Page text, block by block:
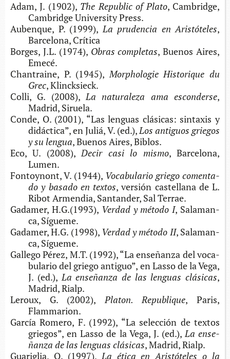
Adam, J. (1902), The Repu­blic of Plato, Cam­brid­ge,
Cam­brid­ge Uni­ver­sity Press.
Auben­que, P. (1999),La pru­den­cia en Aristóteles,
Bar­ce­lo­na, Crítica
Bor­ges, J.L. (1974), Obras completas, Bue­nos Aires,
Emecé.
Chan­trai­ne, P. (1945),Morp­ho­lo­gie His­to­ri­que du
Grec, Klincksieck.
Colli, G. (2008),La natu­ra­le­za ama esconderse,
Madrid, Siruela.
Conde, O. (2001), “Las len­guas clá­si­cas: sin­ta­xis y
didác­ti­ca”, en Juliá, V. (ed.),Los anti­guos grie­gos
y su lengua, Bue­nos Aires, Biblos.
Eco, U. (2008),Decir casi lo mismo, Bar­ce­lo­na,
Lumen.
Fon­toy­nont, V. (1944), Voca­bu­la­rio grie­go comen­ta­
do y basa­do en textos, ver­sión cas­te­lla­na de L.
Ribot Armen­dia, San­tan­der, Sal Terrae.
Gada­mer, H.G.(1993), Ver­dad y método I, Sala­man­
ca, Sígueme.
Gada­mer, H.G. (1998), Ver­dad y méto­do II, Sala­man­
ca, Sígueme.
Galle­go Pérez, M.T. (1992), “La ense­ñan­za del voca­
bu­la­rio del grie­go anti­guo”, en Lasso de la Vega,
J. (ed.),La ense­ñan­za de las len­guas clásicas,
Madrid, Rialp.
Leroux, G. (2002),Pla­ton. Republique, Paris,
Flammarion.
Gar­cía Rome­ro, F. (1992), “La selec­ción de tex­tos
grie­gos”, en Lasso de la Vega, J. (ed.),La ense­
ñan­za de las len­guas clásicas, Madrid, Rialp.
Gua­ri­glia, O. (1997),La ética en Aris­tó­te­les o la